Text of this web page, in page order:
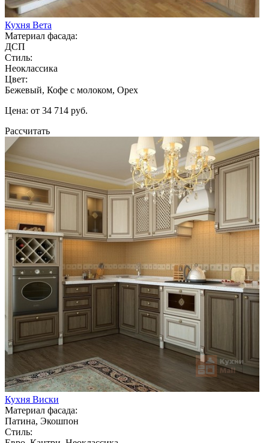
Кухня Вета
Материал фасада:
ДСП
Стиль:
Неоклассика
Цвет:
Бежевый, Кофе с молоком, Орех
Цена: от 34 714 руб.
Рассчитать
Кухня Виски
Материал фасада:
Патина, Экошпон
Стиль: